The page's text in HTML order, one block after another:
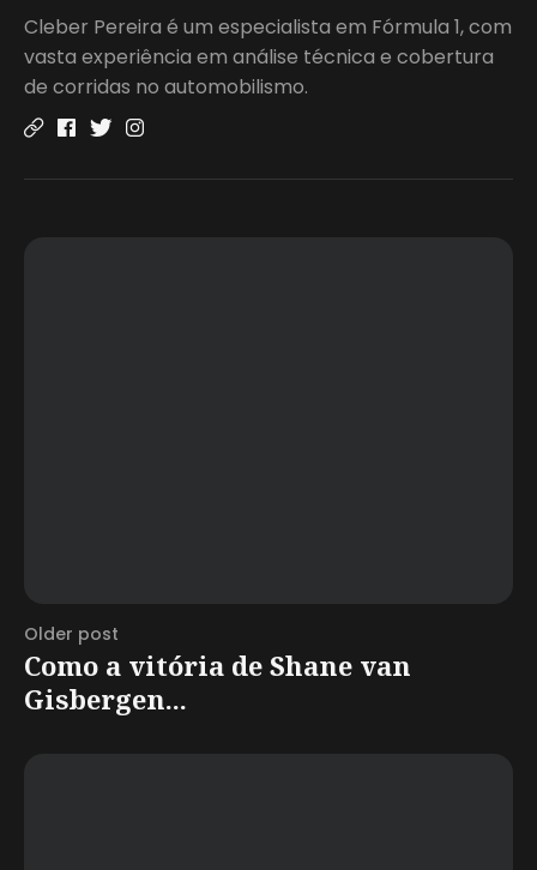
Cleber Pereira é um especialista em Fórmula 1, com
vasta experiência em análise técnica e cobertura
de corridas no automobilismo.
Older post
Como a vitória de Shane van
Gisbergen...